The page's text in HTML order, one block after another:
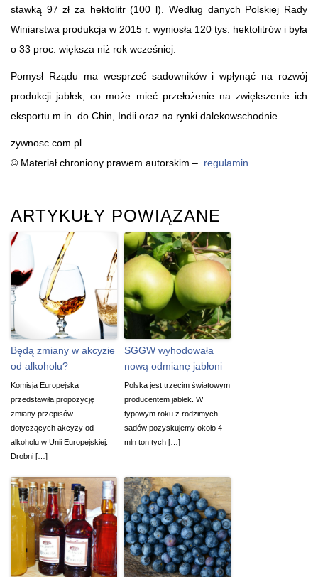
stawką 97 zł za hektolitr (100 l). Według danych Polskiej Rady
Winiarstwa produkcja w 2015 r. wyniosła 120 tys. hektolitrów i była
o 33 proc. większa niż rok wcześniej.
Pomysł Rządu ma wesprzeć sadowników i wpłynąć na rozwój
produkcji jabłek, co może mieć przełożenie na zwiększenie ich
eksportu m.in. do Chin, Indii oraz na rynki dalekowschodnie.
zywnosc.com.pl
© Materiał chroniony prawem autorskim – regulamin
ARTYKUŁY POWIĄZANE
Będą zmiany w akcyzie
od alkoholu?
Komisja Europejska
przedstawiła propozycję
zmiany przepisów
dotyczących akcyzy od
alkoholu w Unii Europejskiej.
Drobni […]
SGGW wyhodowała
nową odmianę jabłoni
Polska jest trzecim światowym
producentem jabłek. W
typowym roku z rodzimych
sadów pozyskujemy około 4
mln ton tych […]